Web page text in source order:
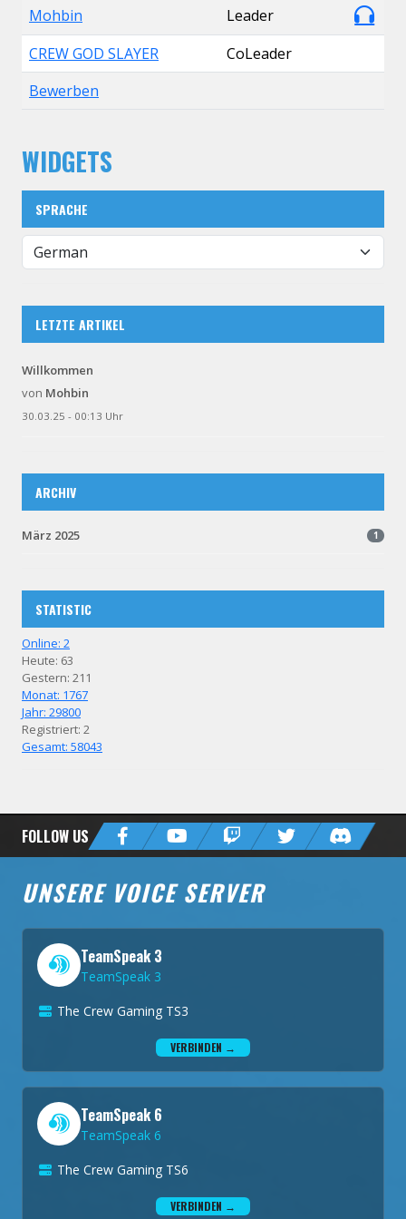
Mohbin
Leader
CREW GOD SLAYER
CoLeader
Bewerben
WIDGETS
SPRACHE
LETZTE ARTIKEL
Willkommen
von Mohbin
30.03.25 - 00:13 Uhr
ARCHIV
März 2025 1
STATISTIC
Online: 2
Heute: 63
Gestern: 211
Monat: 1767
Jahr: 29800
Registriert: 2
Gesamt: 58043
FOLLOW US
UNSERE VOICE SERVER
TeamSpeak 3
TeamSpeak 3
The Crew Gaming TS3
VERBINDEN →
TeamSpeak 6
TeamSpeak 6
The Crew Gaming TS6
VERBINDEN →